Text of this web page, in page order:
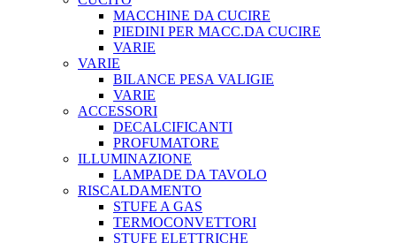
MACCHINE DA CUCIRE
PIEDINI PER MACC.DA CUCIRE
VARIE
VARIE
BILANCE PESA VALIGIE
VARIE
ACCESSORI
DECALCIFICANTI
PROFUMATORE
ILLUMINAZIONE
LAMPADE DA TAVOLO
RISCALDAMENTO
STUFE A GAS
TERMOCONVETTORI
STUFE ELETTRICHE